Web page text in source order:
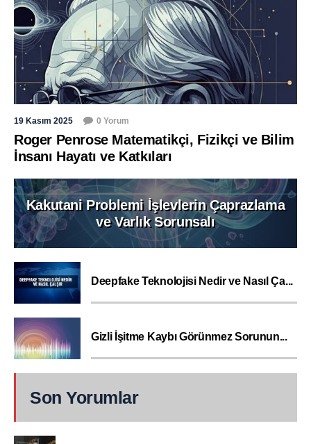
19 Kasım 2025 0 Yorum
Roger Penrose Matematikçi, Fizikçi ve Bilim
İnsanı Hayatı ve Katkıları
Kakutani Problemi İşlevlerin Çaprazlama
ve Varlık Sorunsalı
Deepfake Teknolojisi Nedir ve Nasıl Ça...
Gizli İşitme Kaybı Görünmez Sorunun...
Son Yorumlar